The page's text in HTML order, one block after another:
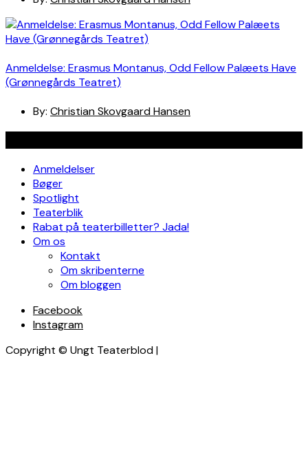
Anmeldelse: Erasmus Montanus, Odd Fellow Palæets Have
(Grønnegårds Teatret)
By: Christian Skovgaard Hansen
Anmeldelser
Bøger
Spotlight
Teaterblik
Rabat på teaterbilletter? Jada!
Om os
Kontakt
Om skribenterne
Om bloggen
Facebook
Instagram
Copyright © Ungt Teaterblod |